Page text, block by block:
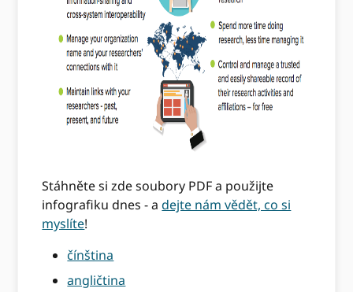
Stáhněte si zde soubory PDF a použijte
infografiku dnes - adejte nám vědět, co si
myslíte!
čínština
angličtina